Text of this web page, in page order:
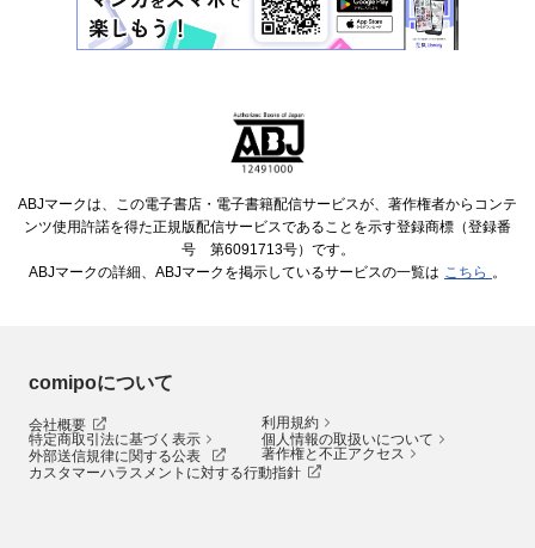
ABJマークは、この電子書店・電子書籍配信サービスが、著作権者からコンテ
ンツ使用許諾を得た正規版配信サービスであることを示す登録商標（登録番
号 第6091713号）です。
ABJマークの詳細、ABJマークを掲示しているサービスの一覧は こちら 。
comipoについて
会社概要
利用規約
特定商取引法に基づく表示
個人情報の取扱いについて
外部送信規律に関する公表
著作権と不正アクセス
カスタマーハラスメントに対する行動指針